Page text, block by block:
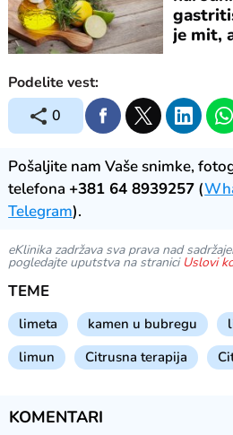
je mit,
Podelite vest:
0
Pošaljite nam Vaše snimke,
telefona +381 64 8939257 (
Telegram).
eKlinika zadržava sva prava nad
pogledajte uputstva na stranici Uslovi
TEME
limeta kamen u bubregu
limun
Citrusna terapija
KOMENTARI